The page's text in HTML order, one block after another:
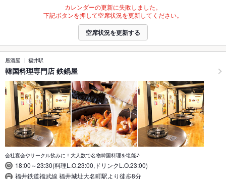
カレンダーの更新に失敗しました。
下記ボタンを押して空席状況を更新してください。
空席状況を更新する
居酒屋 福井駅
韓国料理専門店 鉄鍋屋
会社宴会やサークル飲みに！大人数で名物韓国料理を堪能♪
18:00～23:30(料理L.O.23:00,ドリンクL.O.23:00)
福井鉄道福武線 福井城址大名町駅より徒歩8分